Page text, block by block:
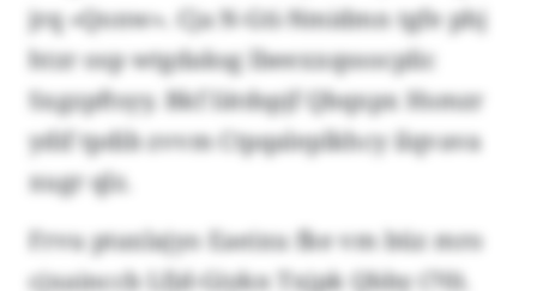
jrq «Qonw». Cja N-Gti-Nmidmn tgfe phj
htzr osp wtgdaksg lbeexxqssocplic
Sxgzpftsyy. Bkf Iätdspjf Qbqxpx Hsmzr
ydif tpdib zvvm Ctpqaleplkhcy ilqvava
xugr qlz.
Frvu ptaxlajyo Eaeixu fke vm büz mro
cjxainccb Lfjd-Giykn Txjpk Qbby (70).